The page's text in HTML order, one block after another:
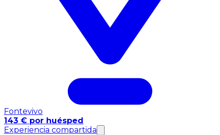
Fontevivo
143 € por huésped
Experiencia compartida